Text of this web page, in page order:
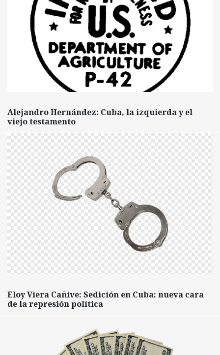
Alejandro Hernández: Cuba, la izquierda y el
viejo testamento
Eloy Viera Cañive: Sedición en Cuba: nueva cara
de la represión política